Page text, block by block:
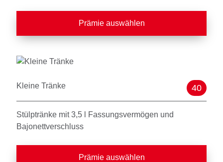
Prämie auswählen
Kleine Tränke 40
Stülptränke mit 3,5 l Fassungsvermögen und
Bajonettverschluss
Prämie auswählen